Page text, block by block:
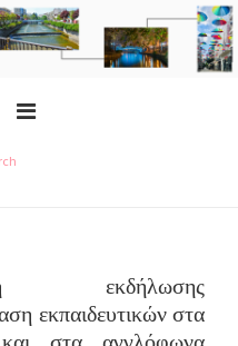
εκδήλωσης
εκπαιδευτικών στα